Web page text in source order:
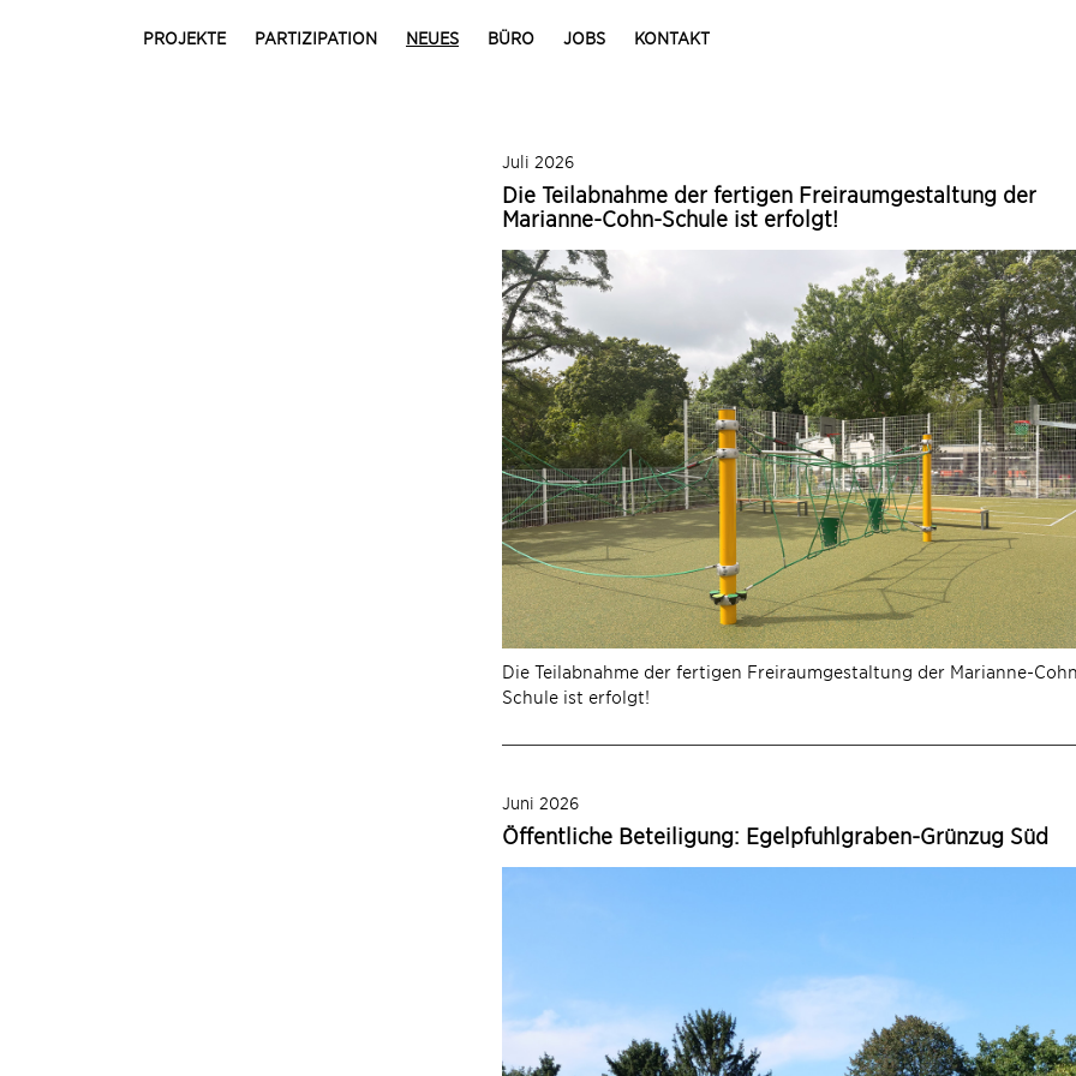
PROJEKTE PARTIZIPATION NEUES BÜRO JOBS KONTAKT
Juli 2026
Die Teilabnahme der fertigen Freiraumgestaltung der
Marianne-Cohn-Schule ist erfolgt!
Die Teilabnahme der fertigen Freiraumgestaltung der Marianne-
Schule ist erfolgt!
Juni 2026
Öffentliche Beteiligung: Egelpfuhlgraben-Grünzug Süd